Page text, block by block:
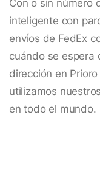
Con o sin número
inteligente con
envíos de FedEx
cuándo se espera
dirección en
utilizamos
en todo el mundo.